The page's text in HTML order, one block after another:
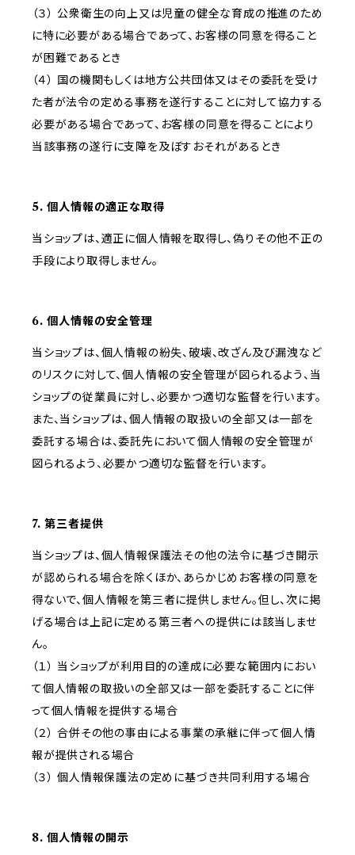
（３） 公衆衛生の向上又は児童の健全な育成の推進のため
に特に必要がある場合であって、お客様の同意を得ること
が困難であるとき
（４） 国の機関もしくは地方公共団体又はその委託を受け
た者が法令の定める事務を遂行することに対して協力する
必要がある場合であって、お客様の同意を得ることにより
当該事務の遂行に支障を及ぼすおそれがあるとき
5. 個人情報の適正な取得
当ショップは、適正に個人情報を取得し、偽りその他不正の
手段により取得しません。
6. 個人情報の安全管理
当ショップは、個人情報の紛失、破壊、改ざん及び漏洩など
のリスクに対して、個人情報の安全管理が図られるよう、当
ショップの従業員に対し、必要かつ適切な監督を行います。
また、当ショップは、個人情報の取扱いの全部又は一部を
委託する場合は、委託先において個人情報の安全管理が
図られるよう、必要かつ適切な監督を行います。
7. 第三者提供
当ショップは、個人情報保護法その他の法令に基づき開示
が認められる場合を除くほか、あらかじめお客様の同意を
得ないで、個人情報を第三者に提供しません。但し、次に掲
げる場合は上記に定める第三者への提供には該当しませ
ん。
（１） 当ショップが利用目的の達成に必要な範囲内におい
て個人情報の取扱いの全部又は一部を委託することに伴
って個人情報を提供する場合
（２） 合併その他の事由による事業の承継に伴って個人情
報が提供される場合
（３） 個人情報保護法の定めに基づき共同利用する場合
8. 個人情報の開示